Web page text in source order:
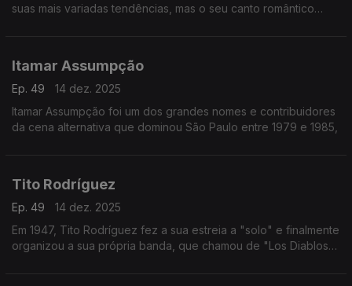
suas mais variadas tendências, mas o seu canto romântico
Itamar Assumpção
Ep. 49
14 dez. 2025
Itamar Assumpção foi um dos grandes nomes e contribuidores
da cena alternativa que dominou São Paulo entre 1979 e 1985,
Tito Rodríguez
Ep. 49
14 dez. 2025
Em 1947, Tito Rodríguez fez a sua estreia a "solo" e finalmente
organizou a sua própria banda, que chamou de "Los Diablos